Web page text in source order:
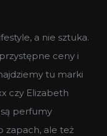
a nie sztuka.
ceny i
tu marki
czy Elizabeth
perfumy
zapach, ale też